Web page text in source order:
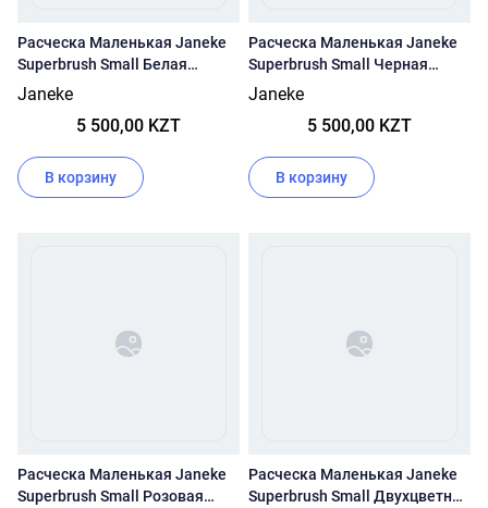
Расческа Маленькая Janeke
Superbrush Small Белая
Основа 56sp234 (Bia - Белая)
Janeke
5 500,00 KZT
В корзину
Расческа Маленькая Janeke
Superbrush Small Черная
Основа/Цветные Зубчики
Janeke
5 500,00 KZT
В корзину
Расческа Маленькая Janeke
Superbrush Small Розовая
Расческа Маленькая Janeke
Superbrush Small Двухцветная